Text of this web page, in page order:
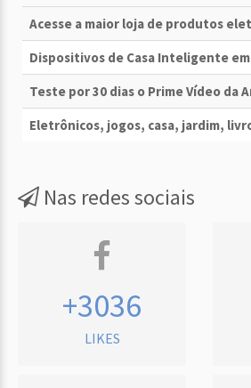
Acesse a maior loja de produtos
Dispositivos de Casa Inteligente
Teste por 30 dias o Prime Vídeo da
Eletrônicos, jogos, casa, jardim,
Nas redes sociais
+3036
LIKES